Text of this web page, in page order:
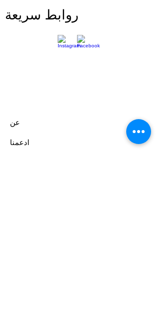
روابط سريعة
عن
ادعمنا